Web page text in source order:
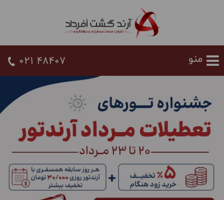
021 48407